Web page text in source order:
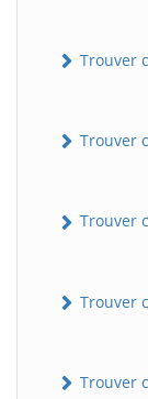
Trouver
Trouver
Trouver
Trouver
Trouver